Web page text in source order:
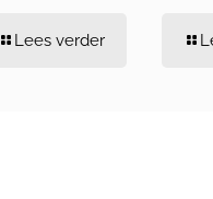
Lees verder